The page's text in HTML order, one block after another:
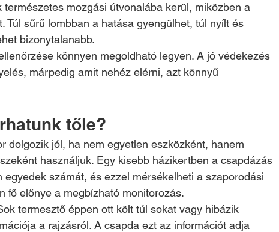
mozgási útvonalába kerül, miközben a
Túl sűrű lombban a hatása gyengülhet, túl nyílt és
bizonytalanabb.
könnyen megoldható legyen. A jó védekezés
márpedig amit nehéz elérni, azt könnyű
tőle?
dolgozik jól, ha nem egyetlen eszközként, hanem
használjuk. Egy kisebb házikertben a csapdázás
számát, és ezzel mérsékelheti a szaporodási
fő előnye a megbízható monitorozás.
termesztő éppen ott költ túl sokat vagy hibázik
a rajzásról. A csapda ezt az információt adja